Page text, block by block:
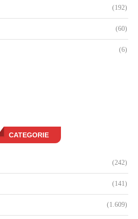
(192)
(60)
(6)
CATEGORIE
(242)
(141)
(1.609)